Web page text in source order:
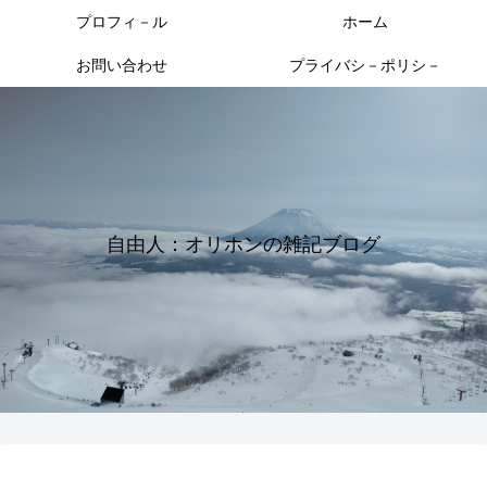
自由人：オリホンの雑記ブログ
プロフィ－ル ホーム
お問い合わせ プライバシ－ポリシ－